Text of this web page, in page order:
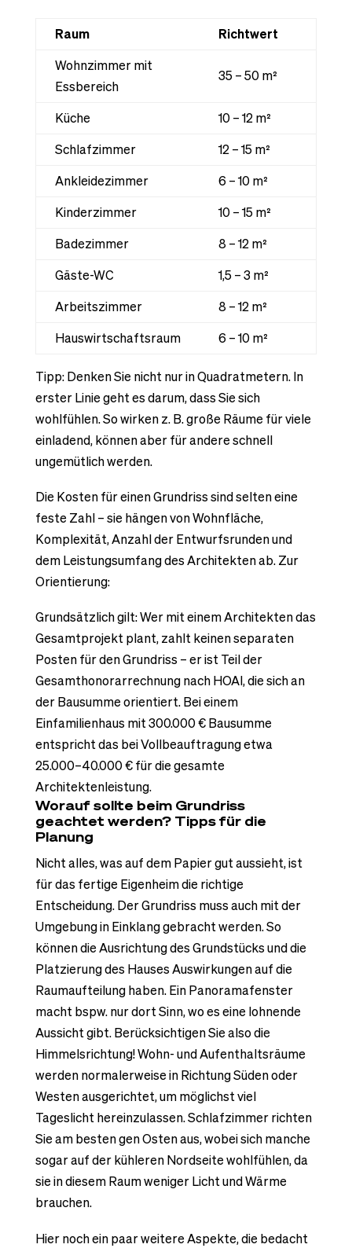
Raum
Richtwert
Wohnzimmer mit
Essbereich
35 – 50 m²
Küche
10 – 12 m²
Schlafzimmer
12 – 15 m²
Ankleidezimmer
6 – 10 m²
Kinderzimmer
10 – 15 m²
Badezimmer
8 – 12 m²
Gäste-WC
1,5 – 3 m²
Arbeitszimmer
8 – 12 m²
Hauswirtschaftsraum
6 – 10 m²
Tipp: Denken Sie nicht nur in Quadratmetern. In
erster Linie geht es darum, dass Sie sich
wohlfühlen. So wirken z. B. große Räume für viele
einladend, können aber für andere schnell
ungemütlich werden.
Die Kosten für einen Grundriss sind selten eine
feste Zahl – sie hängen von Wohnfläche,
Komplexität, Anzahl der Entwurfsrunden und
dem Leistungsumfang des Architekten ab. Zur
Orientierung:
Grundsätzlich gilt: Wer mit einem Architekten das
Gesamtprojekt plant, zahlt keinen separaten
Posten für den Grundriss – er ist Teil der
Gesamthonorarrechnung nach HOAI, die sich an
der Bausumme orientiert. Bei einem
Einfamilienhaus mit 300.000 € Bausumme
entspricht das bei Vollbeauftragung etwa
25.000–40.000 € für die gesamte
Architektenleistung.
Worauf sollte beim Grundriss
geachtet werden? Tipps für die
Planung
Nicht alles, was auf dem Papier gut aussieht, ist
für das fertige Eigenheim die richtige
Entscheidung. Der Grundriss muss auch mit der
Umgebung in Einklang gebracht werden. So
können die Ausrichtung des Grundstücks und die
Platzierung des Hauses Auswirkungen auf die
Raumaufteilung haben. Ein Panoramafenster
macht bspw. nur dort Sinn, wo es eine lohnende
Aussicht gibt. Berücksichtigen Sie also die
Himmelsrichtung! Wohn- und Aufenthaltsräume
werden normalerweise in Richtung Süden oder
Westen ausgerichtet, um möglichst viel
Tageslicht hereinzulassen. Schlafzimmer richten
Sie am besten gen Osten aus, wobei sich manche
sogar auf der kühleren Nordseite wohlfühlen, da
sie in diesem Raum weniger Licht und Wärme
brauchen.
Hier noch ein paar weitere Aspekte, die bedacht